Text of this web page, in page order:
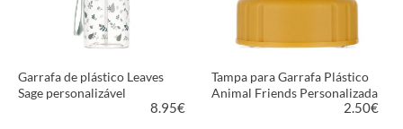
Garrafa de plástico Leaves
Sage personalizável
8.95€
Tampa para Garrafa Plástico
Animal Friends Personalizada
2.50€